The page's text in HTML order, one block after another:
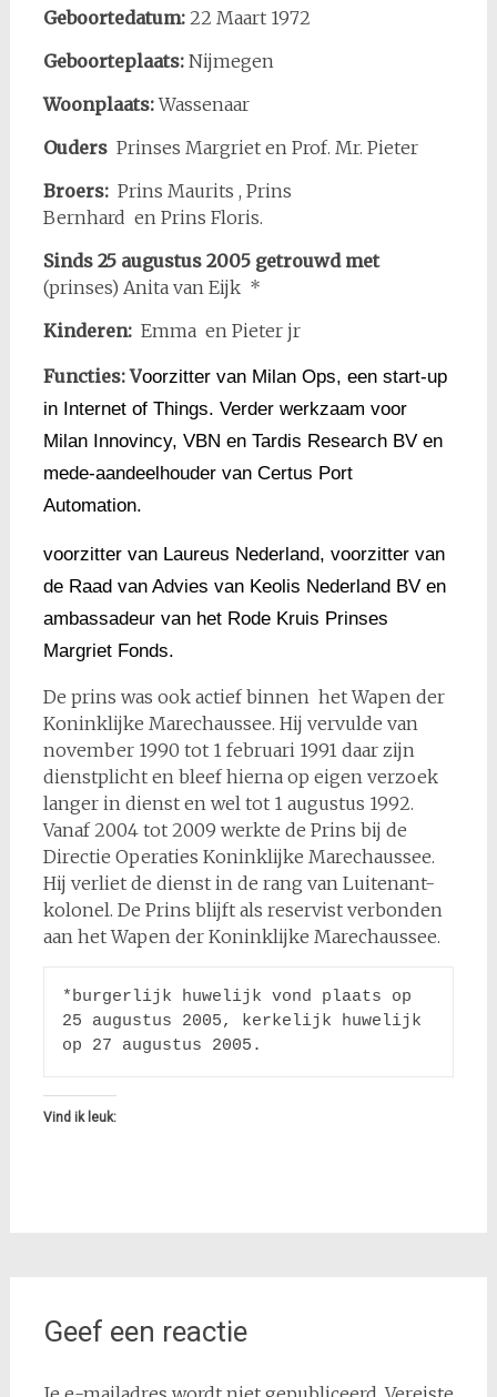
Geboortedatum:22 Maart 1972
Geboorteplaats:Nijmegen
Woonplaats:Wassenaar
Ouders Prinses Margriet en Prof. Mr. Pieter
Broers:Prins Maurits , Prins
Bernhard en Prins Floris.
Sinds 25 augustus 2005 getrouwd met
(prinses) Anita van Eijk *
Kinderen:Emma en Pieter jr
Functies: Voorzitter van Milan Ops, een start-up
in Internet of Things. Verder werkzaam voor
Milan Innovincy, VBN en Tardis Research BV en
mede-aandeelhouder van Certus Port
Automation.
voorzitter van Laureus Nederland, voorzitter van
de Raad van Advies van Keolis Nederland BV en
ambassadeur van het Rode Kruis Prinses
Margriet Fonds.
De prins was ook actief binnen het Wapen der
Koninklijke Marechaussee. Hij vervulde van
november 1990 tot 1 februari 1991 daar zijn
dienstplicht en bleef hierna op eigen verzoek
langer in dienst en wel tot 1 augustus 1992.
Vanaf 2004 tot 2009 werkte de Prins bij de
Directie Operaties Koninklijke Marechaussee.
Hij verliet de dienst in de rang van Luitenant-
kolonel. De Prins blijft als reservist verbonden
aan het Wapen der Koninklijke Marechaussee.
*burgerlijk huwelijk vond plaats op
25 augustus 2005, kerkelijk huwelijk
op 27 augustus 2005.
Vind ik leuk:
Geef een reactie